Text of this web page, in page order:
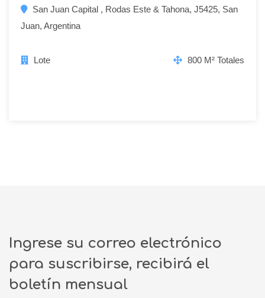
San Juan Capital , Rodas Este & Tahona, J5425, San
Juan, Argentina
Lote 800 M² Totales
Ingrese su correo electrónico
para suscribirse, recibirá el
boletín mensual